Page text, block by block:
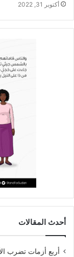
أكتوبر 31, 2022
أحدث المقالات
أربع أزمات تضرب